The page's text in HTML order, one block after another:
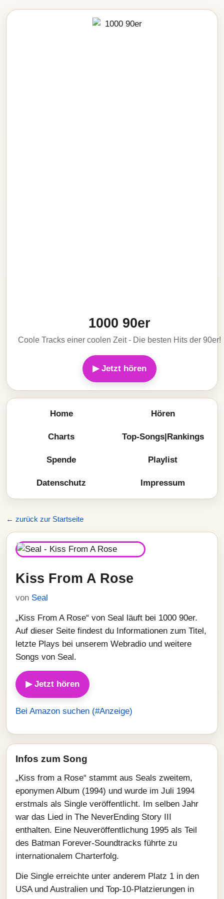
1000 90er
Coole Tracks einer coolen Zeit - Die besten Hits der 90er!
▶ Jetzt hören
Home Hören
Charts Top-Songs|Rankings
Spende Playlist
Datenschutz Impressum
← zurück zur Startseite
Kiss From A Rose
von Seal
„Kiss From A Rose“ von Seal läuft bei 1000 90er.
Auf dieser Seite findest du Informationen zum Titel,
letzte Plays bei unserem Webradio und weitere
Songs von Seal.
▶ Jetzt hören
Bei Amazon suchen (#Anzeige)
Infos zum Song
„Kiss from a Rose“ stammt aus Seals zweitem,
eponymen Album (1994) und wurde im Juli 1994
erstmals als Single veröffentlicht. Im selben Jahr
war das Lied in The NeverEnding Story III
enthalten. Eine Neuveröffentlichung 1995 als Teil
des Batman Forever-Soundtracks führte zu
internationalem Chart­erfolg.
Die Single erreichte unter anderem Platz 1 in den
USA und Australien und Top-10-Platzierungen in